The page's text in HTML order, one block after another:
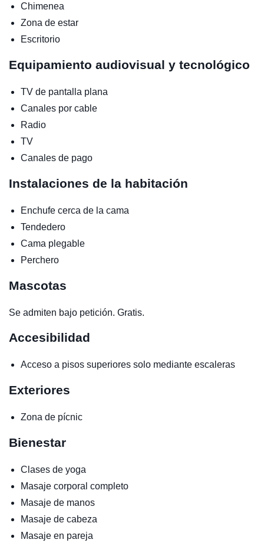
Chimenea
Zona de estar
Escritorio
Equipamiento audiovisual y tecnológico
TV de pantalla plana
Canales por cable
Radio
TV
Canales de pago
Instalaciones de la habitación
Enchufe cerca de la cama
Tendedero
Cama plegable
Perchero
Mascotas
Se admiten bajo petición. Gratis.
Accesibilidad
Acceso a pisos superiores solo mediante escaleras
Exteriores
Zona de pícnic
Bienestar
Clases de yoga
Masaje corporal completo
Masaje de manos
Masaje de cabeza
Masaje en pareja